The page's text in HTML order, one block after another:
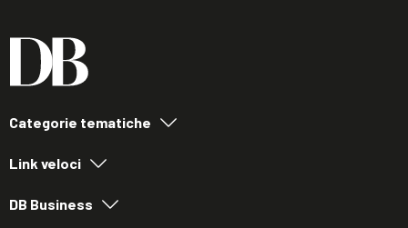
Categorie tematiche
Link veloci
DB Business